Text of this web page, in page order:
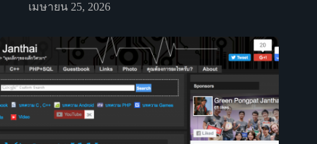
เมษายน 25, 2026